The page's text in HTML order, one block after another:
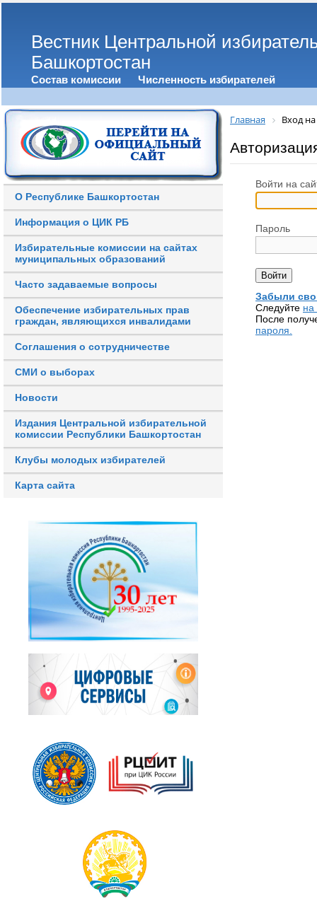
Вестник Центральной
Башкортостан
Состав комиссии Численность избирателей
О Республике Башкортостан
Информация о ЦИК РБ
Избирательные комиссии на сайтах
муниципальных образований
Часто задаваемые вопросы
Обеспечение избирательных прав
граждан, являющихся инвалидами
Соглашения о сотрудничестве
СМИ о выборах
Новости
Издания Центральной избирательной
комиссии Республики Башкортостан
Клубы молодых избирателей
Карта сайта
Главная Вход на
Войти на
Пароль
Забыли
Следуйте на
После
пароля.